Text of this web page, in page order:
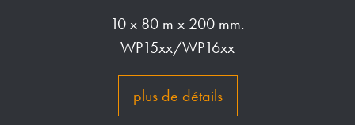
10 x 80 m x 200 mm.
WP15xx/WP16xx
plus de détails